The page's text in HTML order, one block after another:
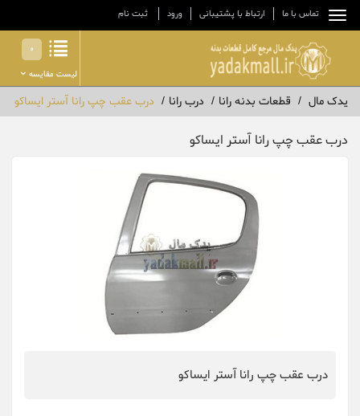
تماس با ما ارتباط با پشتیبانی ورود ثبت نام
0
لیست مقایسه
یدک مال قطعات بدنه رانا درب رانا درب عقب چپ رانا آستر ایساکو
درب عقب چپ رانا آستر ایساکو
درب عقب چپ رانا آستر ایساکو